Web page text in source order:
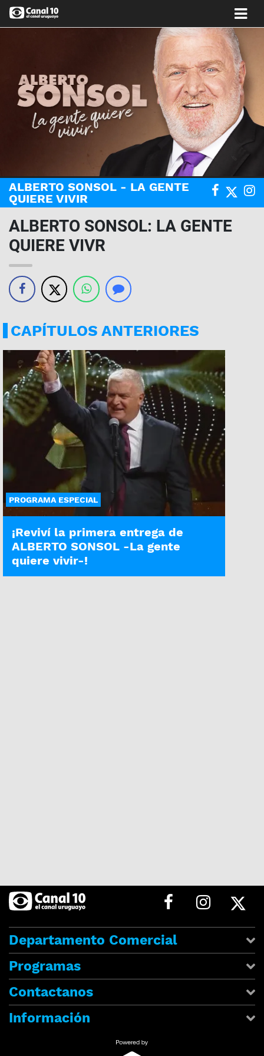
ALBERTO SONSOL - LA GENTE
QUIERE VIVIR
ALBERTO SONSOL: LA GENTE
QUIERE VIVR
CAPÍTULOS ANTERIORES
PROGRAMA ESPECIAL
¡Reviví la primera entrega de
ALBERTO SONSOL -La gente
quiere vivir-!
Departamento Comercial
Programas
Contactanos
Información